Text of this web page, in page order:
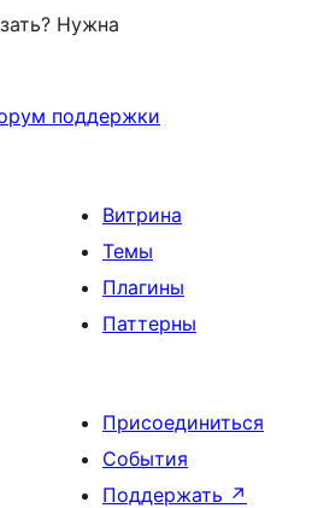
Нужна
поддержки
Витрина
Темы
Плагины
Паттерны
Присоединиться
События
Поддержать ↗